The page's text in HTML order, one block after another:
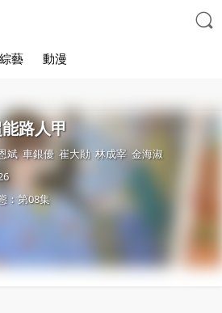

綜藝 動漫
路人甲
斌 車銀優 崔大勛 林成宰 金海淑
：第08集